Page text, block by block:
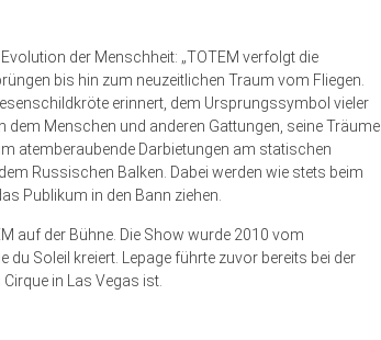
der Menschheit: „TOTEM verfolgt die
bis hin zum neuzeitlichen Traum vom Fliegen.
erinnert, dem Ursprungssymbol vieler
Menschen und anderen Gattungen, seine Träume
atemberaubende Darbietungen am statischen
Russischen Balken. Dabei werden wie stets beim
Publikum in den Bann ziehen.
auf der Bühne. Die Show wurde 2010 vom
Soleil kreiert. Lepage führte zuvor bereits bei der
in Las Vegas ist.